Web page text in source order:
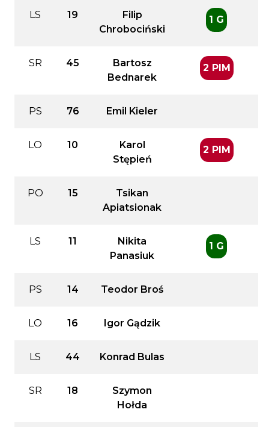
LS 19
Filip
Chrobociński
1 G
SR 45
Bartosz
Bednarek
2 PIM
PS 76 Emil Kieler
LO 10
Karol
Stępień
2 PIM
PO 15
Tsikan
Apiatsionak
LS 11
Nikita
Panasiuk
1 G
PS 14 Teodor Broś
LO 16 Igor Gądzik
LS 44 Konrad Bulas
SR 18
Szymon
Hołda